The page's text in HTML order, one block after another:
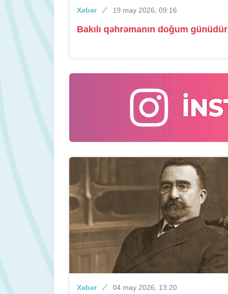
Xəbər 19 may 2026, 09:16
Bakılı qəhrəmanın doğum günüdür
Xəbər 04 may 2026, 13:20